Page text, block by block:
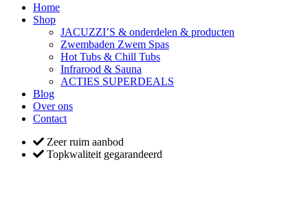
Home
Shop
JACUZZI’S & onderdelen & producten
Zwembaden Zwem Spas
Hot Tubs & Chill Tubs
Infrarood & Sauna
ACTIES SUPERDEALS
Blog
Over ons
Contact
Zeer ruim aanbod
Topkwaliteit gegarandeerd